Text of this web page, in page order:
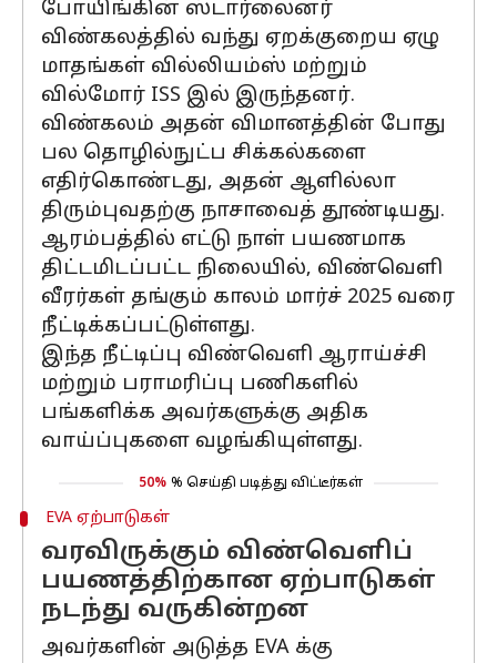
போயிங்கின் ஸ்டார்லைனர்
விண்கலத்தில் வந்து ஏறக்குறைய ஏழு
மாதங்கள் வில்லியம்ஸ் மற்றும்
வில்மோர் ISS இல் இருந்தனர்.
விண்கலம் அதன் விமானத்தின் போது
பல தொழில்நுட்ப சிக்கல்களை
எதிர்கொண்டது, அதன் ஆளில்லா
திரும்புவதற்கு நாசாவைத் தூண்டியது.
ஆரம்பத்தில் எட்டு நாள் பயணமாக
திட்டமிடப்பட்ட நிலையில், விண்வெளி
வீரர்கள் தங்கும் காலம் மார்ச் 2025 வரை
நீட்டிக்கப்பட்டுள்ளது.
இந்த நீட்டிப்பு விண்வெளி ஆராய்ச்சி
மற்றும் பராமரிப்பு பணிகளில்
பங்களிக்க அவர்களுக்கு அதிக
வாய்ப்புகளை வழங்கியுள்ளது.
50% % செய்தி படித்து விட்டீர்கள்
EVA ஏற்பாடுகள்
வரவிருக்கும் விண்வெளிப்
பயணத்திற்கான ஏற்பாடுகள்
நடந்து வருகின்றன
அவர்களின் அடுத்த EVA க்கு